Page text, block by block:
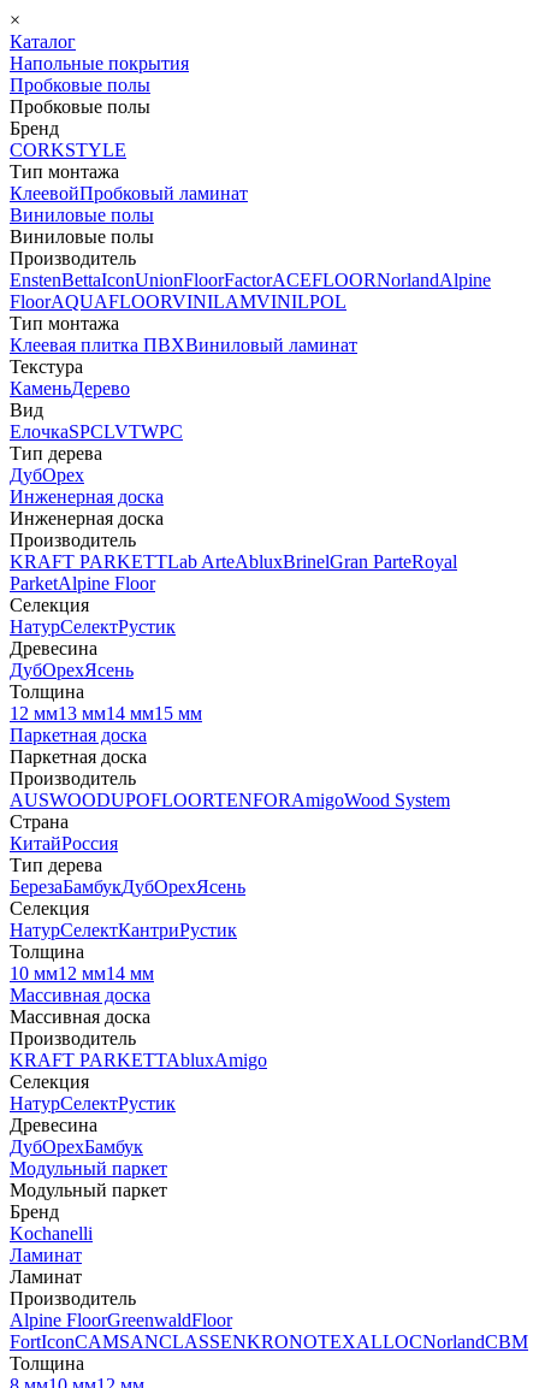
×
Каталог
Напольные покрытия
Пробковые полы
Пробковые полы
Бренд
CORKSTYLE
Тип монтажа
КлеевойПробковый ламинат
Виниловые полы
Виниловые полы
Производитель
EnstenBettaIconUnionFloorFactorACEFLOORNorlandAlpine
FloorAQUAFLOORVINILAMVINILPOL
Тип монтажа
Клеевая плитка ПВХВиниловый ламинат
Текстура
КаменьДерево
Вид
ЕлочкаSPCLVTWPC
Тип дерева
ДубОрех
Инженерная доска
Инженерная доска
Производитель
KRAFT PARKETTLab ArteAbluxBrinelGran ParteRoyal
ParketAlpine Floor
Селекция
НатурСелектРустик
Древесина
ДубОрехЯсень
Толщина
12 мм13 мм14 мм15 мм
Паркетная доска
Паркетная доска
Производитель
AUSWOODUPOFLOORTENFORAmigoWood System
Страна
КитайРоссия
Тип дерева
БерезаБамбукДубОрехЯсень
Селекция
НатурСелектКантриРустик
Толщина
10 мм12 мм14 мм
Массивная доска
Массивная доска
Производитель
KRAFT PARKETTAbluxAmigo
Селекция
НатурСелектРустик
Древесина
ДубОрехБамбук
Модульный паркет
Модульный паркет
Бренд
Kochanelli
Ламинат
Ламинат
Производитель
Alpine FloorGreenwaldFloor
FortIconCAMSANCLASSENKRONOTEXALLOCNorlandCBM
Толщина